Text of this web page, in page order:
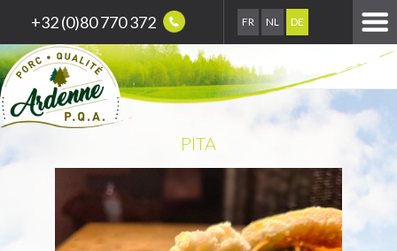
+32 (0)80 770 372 FR NL DE
PITA